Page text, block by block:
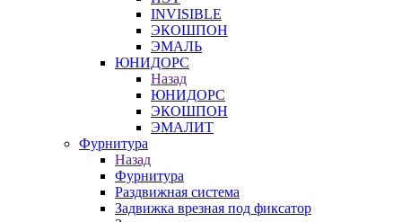
INVISIBLE
ЭКОШПОН
ЭМАЛЬ
ЮНИДОРС
Назад
ЮНИДОРС
ЭКОШПОН
ЭМАЛИТ
Фурнитура
Назад
Фурнитура
Раздвижная система
Задвижка врезная под фиксатор